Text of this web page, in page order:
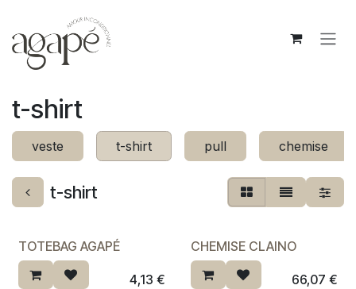
t-shirt
veste t-shirt pull chemise
t-shirt
TOTEBAG AGAPÉ
4,13 €
CHEMISE CLAINO
66,07 €